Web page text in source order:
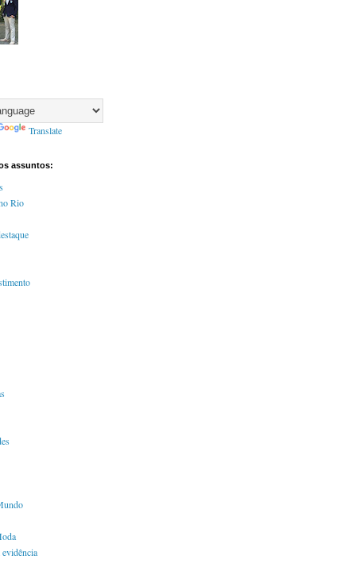
Translate
assuntos:
Rio
evidência